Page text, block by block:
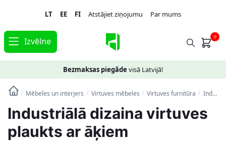
navigation
content
LT EE FI Atstājiet ziņojumu Par mums
Izvēlne 0
Bezmaksas piegāde visā Latvijā!
/ Mēbeles un interjers / Virtuves mēbeles / Virtuves furnitūra / Industriālā dizaina virtuves plaukts ar āķiem
Industriālā dizaina virtuves
plaukts ar āķiem